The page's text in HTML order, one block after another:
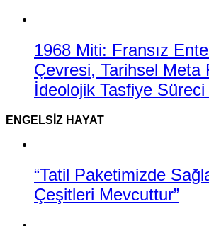
1968 Miti: Fransız
Çevresi, Tarihsel Meta
İdeolojik Tasfiye Süreci
ENGELSIZ HAYAT
“Tatil Paketimizde
Çeşitleri Mevcuttur”